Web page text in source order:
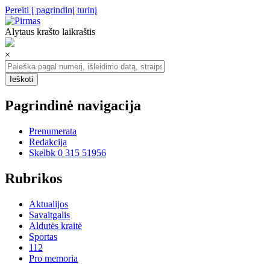
Pereiti į pagrindinį turinį
Alytaus krašto laikraštis
×
Pagrindinė navigacija
Prenumerata
Redakcija
Skelbk 0 315 51956
Rubrikos
Aktualijos
Savaitgalis
Aldutės kraitė
Sportas
112
Pro memoria